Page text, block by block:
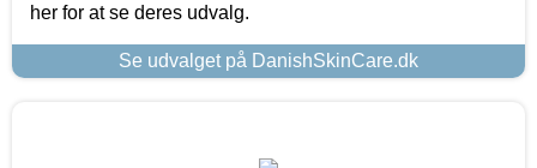
her for at se deres udvalg.
Se udvalget på DanishSkinCare.dk